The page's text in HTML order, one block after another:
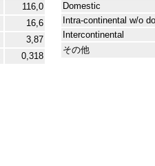
116,0
16,6
3,87
0,318
Domestic
Intra-continental w/o
Intercontinental
その他